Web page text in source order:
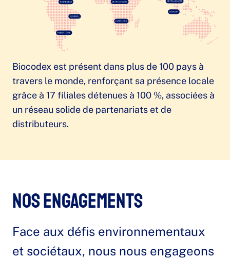
Biocodex est présent dans plus de 100 pays à
travers le monde, renforçant sa présence locale
grâce à 17 filiales détenues à 100 %, associées à
un réseau solide de partenariats et de
distributeurs.
Nos engagements
Face aux défis environnementaux
et sociétaux, nous nous engageons